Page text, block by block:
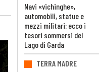
Navi «vichinghe»,
automobili, statue e
mezzi militari: ecco i
tesori sommersi del
Lago di Garda
TERRA MADRE